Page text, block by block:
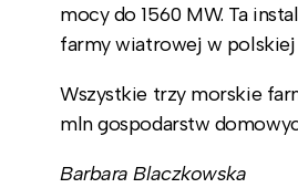
mocy do 1560 MW. Ta
farmy wiatrowej w
Wszystkie trzy morskie
mln gospodarstw
Barbara Blaczkowska